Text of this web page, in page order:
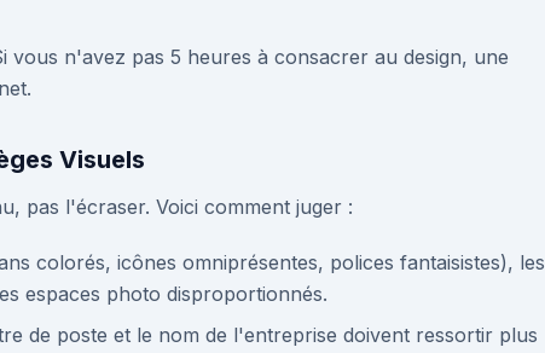
vous n'avez pas 5 heures à consacrer au design, une
Visuels
pas l'écraser. Voici comment juger :
colorés, icônes omniprésentes, polices fantaisistes), les
espaces photo disproportionnés.
de poste et le nom de l'entreprise doivent ressortir plus